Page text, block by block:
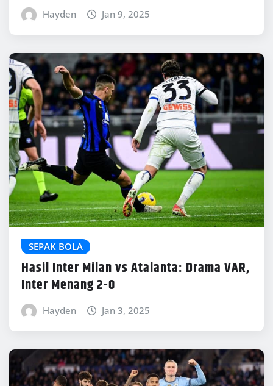
Hayden Jan 9, 2025
SEPAK BOLA
Hasil Inter Milan vs Atalanta: Drama VAR,
Inter Menang 2-0
Hayden Jan 3, 2025